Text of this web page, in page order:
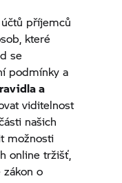
příjemců
které
se
podmínky a
a
viditelnost
našich
možnosti
online tržišť,
o